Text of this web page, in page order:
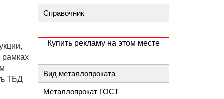
рамках
ТБД
Справочник
Купить рекламу на этом месте
Вид металлопроката
Металлопрокат ГОСТ